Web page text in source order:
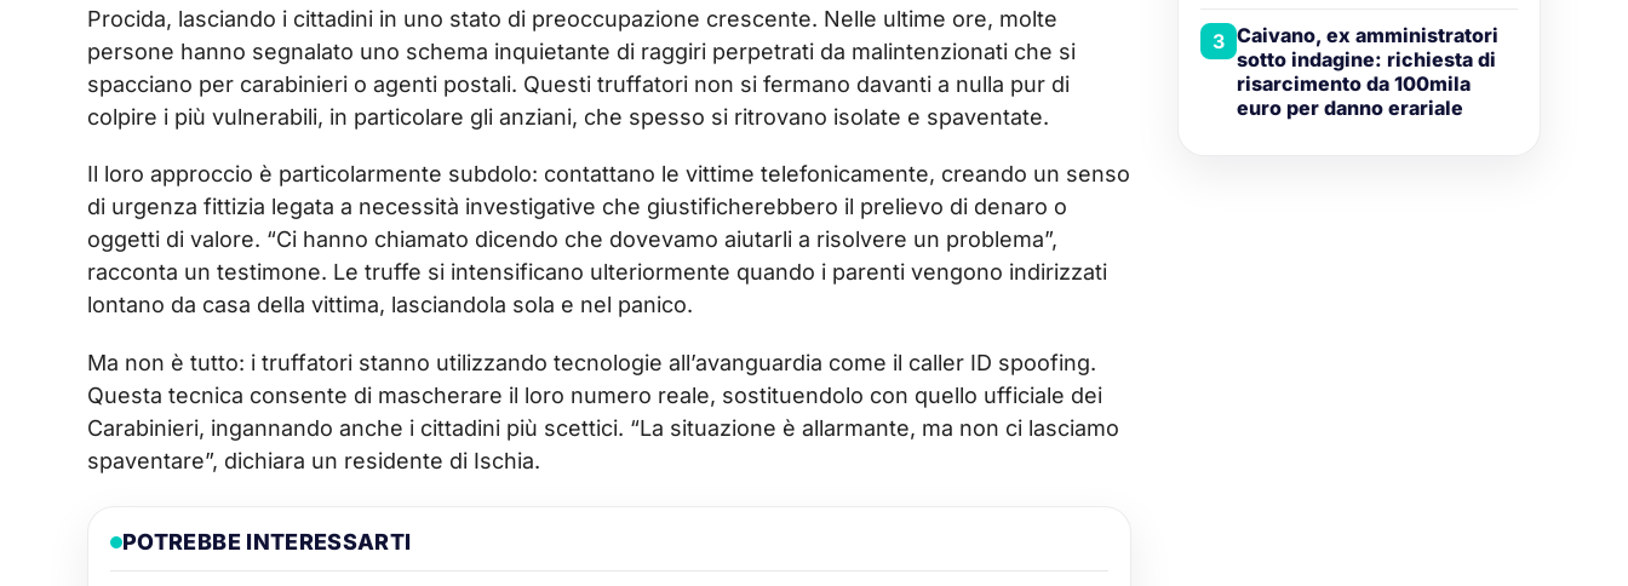
Procida, lasciando i cittadini in uno stato di preoccupazione crescente. Nelle ultime ore, molte
persone hanno segnalato uno schema inquietante di raggiri perpetrati da malintenzionati che si
spacciano per carabinieri o agenti postali. Questi truffatori non si fermano davanti a nulla pur di
colpire i più vulnerabili, in particolare gli anziani, che spesso si ritrovano isolate e spaventate.
Il loro approccio è particolarmente subdolo: contattano le vittime telefonicamente, creando un senso
di urgenza fittizia legata a necessità investigative che giustificherebbero il prelievo di denaro o
oggetti di valore. “Ci hanno chiamato dicendo che dovevamo aiutarli a risolvere un problema”,
racconta un testimone. Le truffe si intensificano ulteriormente quando i parenti vengono indirizzati
lontano da casa della vittima, lasciandola sola e nel panico.
Ma non è tutto: i truffatori stanno utilizzando tecnologie all’avanguardia come il caller ID spoofing.
Questa tecnica consente di mascherare il loro numero reale, sostituendolo con quello ufficiale dei
Carabinieri, ingannando anche i cittadini più scettici. “La situazione è allarmante, ma non ci lasciamo
spaventare”, dichiara un residente di Ischia.
POTREBBE INTERESSARTI
3 Caivano, ex amministratori
sotto indagine: richiesta di
risarcimento da 100mila
euro per danno erariale